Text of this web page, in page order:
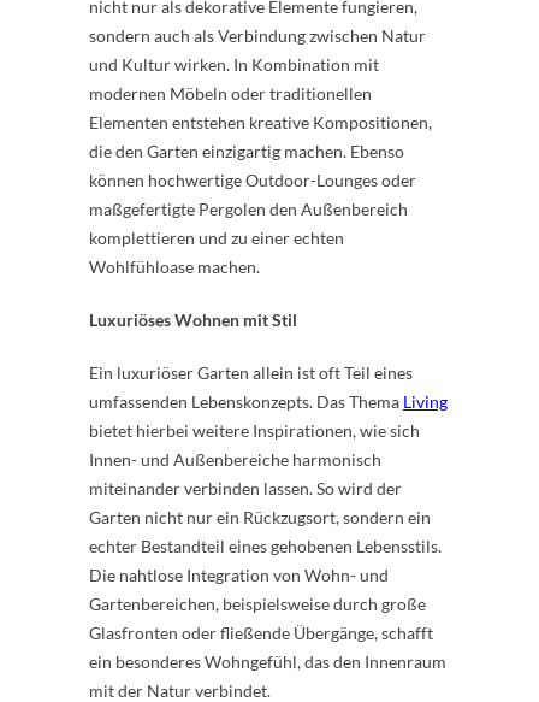
nicht nur als dekorative Elemente fungieren,
sondern auch als Verbindung zwischen Natur
und Kultur wirken. In Kombination mit
modernen Möbeln oder traditionellen
Elementen entstehen kreative Kompositionen,
die den Garten einzigartig machen. Ebenso
können hochwertige Outdoor-Lounges oder
maßgefertigte Pergolen den Außenbereich
komplettieren und zu einer echten
Wohlfühloase machen.
Luxuriöses Wohnen mit Stil
Ein luxuriöser Garten allein ist oft Teil eines
umfassenden Lebenskonzepts. Das Thema Living
bietet hierbei weitere Inspirationen, wie sich
Innen- und Außenbereiche harmonisch
miteinander verbinden lassen. So wird der
Garten nicht nur ein Rückzugsort, sondern ein
echter Bestandteil eines gehobenen Lebensstils.
Die nahtlose Integration von Wohn- und
Gartenbereichen, beispielsweise durch große
Glasfronten oder fließende Übergänge, schafft
ein besonderes Wohngefühl, das den Innenraum
mit der Natur verbindet.